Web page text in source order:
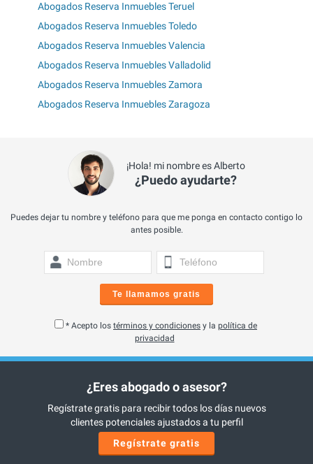
Abogados Reserva Inmuebles Teruel
Abogados Reserva Inmuebles Toledo
Abogados Reserva Inmuebles Valencia
Abogados Reserva Inmuebles Valladolid
Abogados Reserva Inmuebles Zamora
Abogados Reserva Inmuebles Zaragoza
¡Hola! mi nombre es Alberto
¿Puedo ayudarte?
Puedes dejar tu nombre y teléfono para que me ponga en contacto contigo lo
antes posible.
Te llamamos gratis
* Acepto los términos y condiciones y la política de
privacidad
¿Eres abogado o asesor?
Regístrate gratis para recibir todos los días nuevos
clientes potenciales ajustados a tu perfil
Regístrate gratis